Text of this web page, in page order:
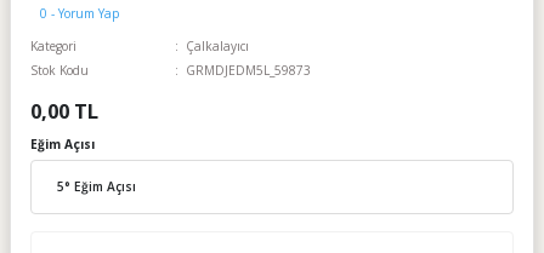
0 - Yorum Yap
Kategori
Çalkalayıcı
Stok Kodu
GRMDJEDM5L_59873
0,00 TL
Eğim Açısı